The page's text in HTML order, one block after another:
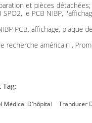
et pièces détachées;
le PCB NIBP,
PCB, affichage, plaque
recherche américain ,
Tag:
Médical D'hôpital Tranducer